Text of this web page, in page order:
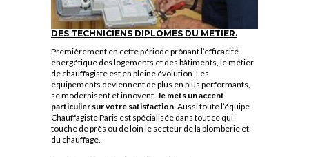
DES TECHNICIENS DIPLOMES DU METIER.
Premièrement en cette période prônant l’efficacité
énergétique des logements et des bâtiments, le métier
de chauffagiste est en pleine évolution. Les
équipements deviennent de plus en plus performants,
se modernisent et innovent. Je mets un accent
particulier sur votre satisfaction. Aussi toute l’équipe
Chauffagiste Paris est spécialisée dans tout ce qui
touche de près ou de loin le secteur de la plomberie et
du chauffage.